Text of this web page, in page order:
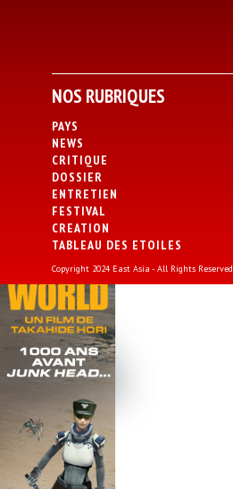
NOS RUBRIQUES
PAYS
NEWS
CRITIQUE
DOSSIER
ENTRETIEN
FESTIVAL
CREATION
TABLEAU DES ETOILES
Copyright 2024 East Asia - All Rights Reserved